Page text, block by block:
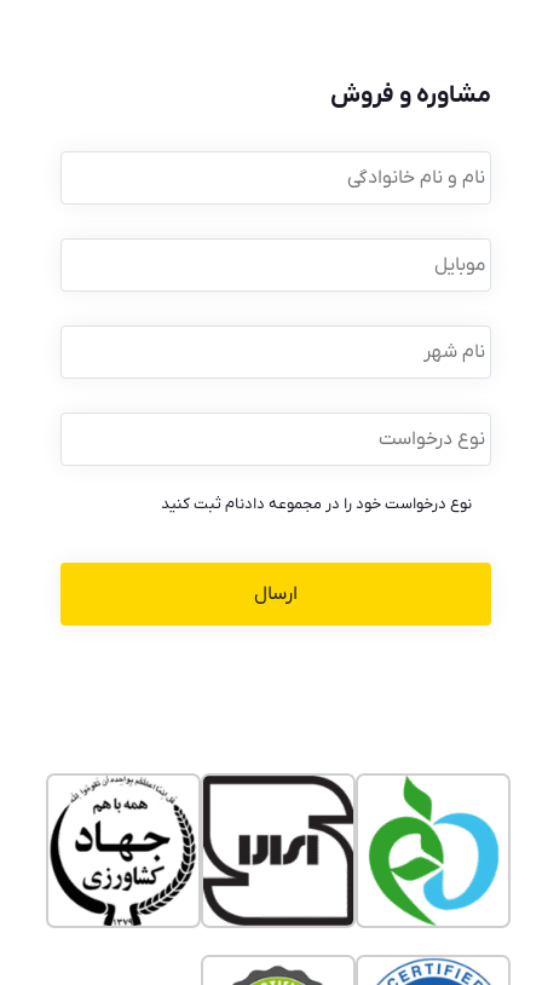
مشاوره و فروش
نام
و
نام
موبایل *
نام
شهر
نوع
درخواست *
نوع درخواست خود را در مجموعه دادنام ثبت کنید